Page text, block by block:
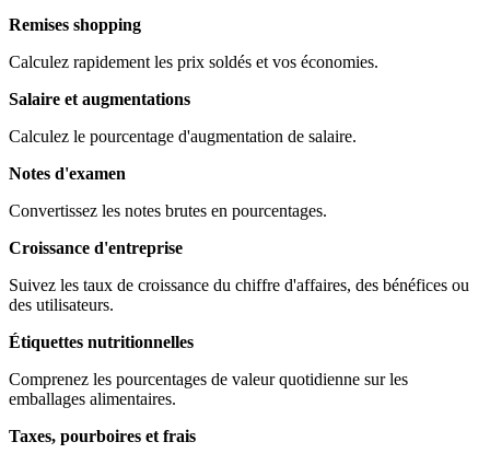
Remises shopping
Calculez rapidement les prix soldés et vos économies.
Salaire et augmentations
Calculez le pourcentage d'augmentation de salaire.
Notes d'examen
Convertissez les notes brutes en pourcentages.
Croissance d'entreprise
Suivez les taux de croissance du chiffre d'affaires, des bénéfices ou
des utilisateurs.
Étiquettes nutritionnelles
Comprenez les pourcentages de valeur quotidienne sur les
emballages alimentaires.
Taxes, pourboires et frais